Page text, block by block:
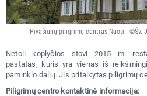
Pivašiūnų piligrimų centras Nuotr.: ©Šv.
Netoli koplyčios stovi 2015 m.
pastatas, kuris yra vienas iš
paminklo dalių. Jis pritaikytas piligrimų
Piligrimų centro kontaktinė informacija: